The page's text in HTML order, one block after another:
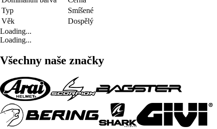
Typ
Smíšené
Věk
Dospělý
Loading...
Loading...
Všechny naše značky